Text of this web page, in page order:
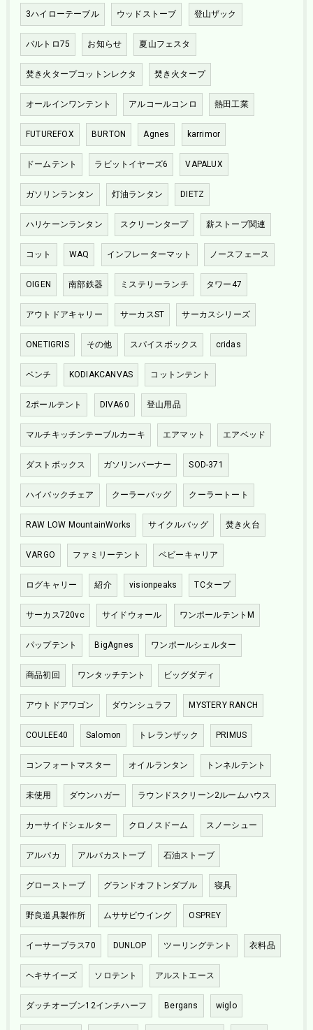
3ハイローテーブル ウッドストーブ 登山ザック
バルトロ75 お知らせ 夏山フェスタ
焚き火タープコットンレクタ 焚き火タープ
オールインワンテント アルコールコンロ 熱田工業
FUTUREFOX BURTON Agnes karrimor
ドームテント ラビットイヤーズ6 VAPALUX
ガソリンランタン 灯油ランタン DIETZ
ハリケーンランタン スクリーンタープ 薪ストーブ関連
コット WAQ インフレーターマット ノースフェース
OIGEN 南部鉄器 ミステリーランチ タワー47
アウトドアキャリー サーカスST サーカスシリーズ
ONETIGRIS その他 スパイスボックス cridas
ベンチ KODIAKCANVAS コットンテント
2ポールテント DIVA60 登山用品
マルチキッチンテーブルカーキ エアマット エアベッド
ダストボックス ガソリンバーナー SOD-371
ハイバックチェア クーラーバッグ クーラートート
RAW LOW MountainWorks サイクルバッグ 焚き火台
VARGO ファミリーテント ベビーキャリア
ログキャリー 紹介 visionpeaks TCタープ
サーカス720vc サイドウォール ワンポールテントM
パップテント BigAgnes ワンポールシェルター
商品初回 ワンタッチテント ビッグダディ
アウトドアワゴン ダウンシュラフ MYSTERY RANCH
COULEE40 Salomon トレランザック PRIMUS
コンフォートマスター オイルランタン トンネルテント
未使用 ダウンハガー ラウンドスクリーン2ルームハウス
カーサイドシェルター クロノスドーム スノーシュー
アルパカ アルパカストーブ 石油ストーブ
グローストーブ グランドオフトンダブル 寝具
野良道具製作所 ムササビウイング OSPREY
イーサープラス70 DUNLOP ツーリングテント 衣料品
ヘキサイーズ ソロテント アルストエース
ダッチオーブン12インチハーフ Bergans wiglo